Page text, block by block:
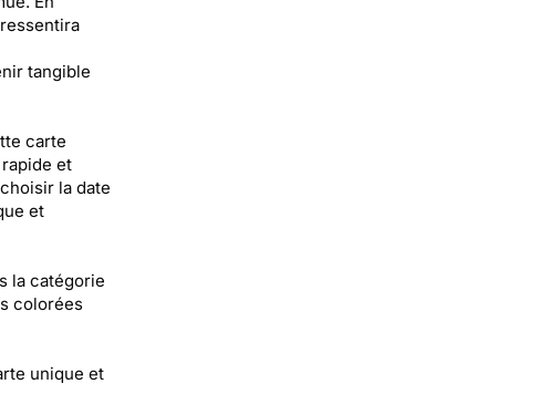
tangible
carte
et
la date
et
la catégorie
colorées
unique et